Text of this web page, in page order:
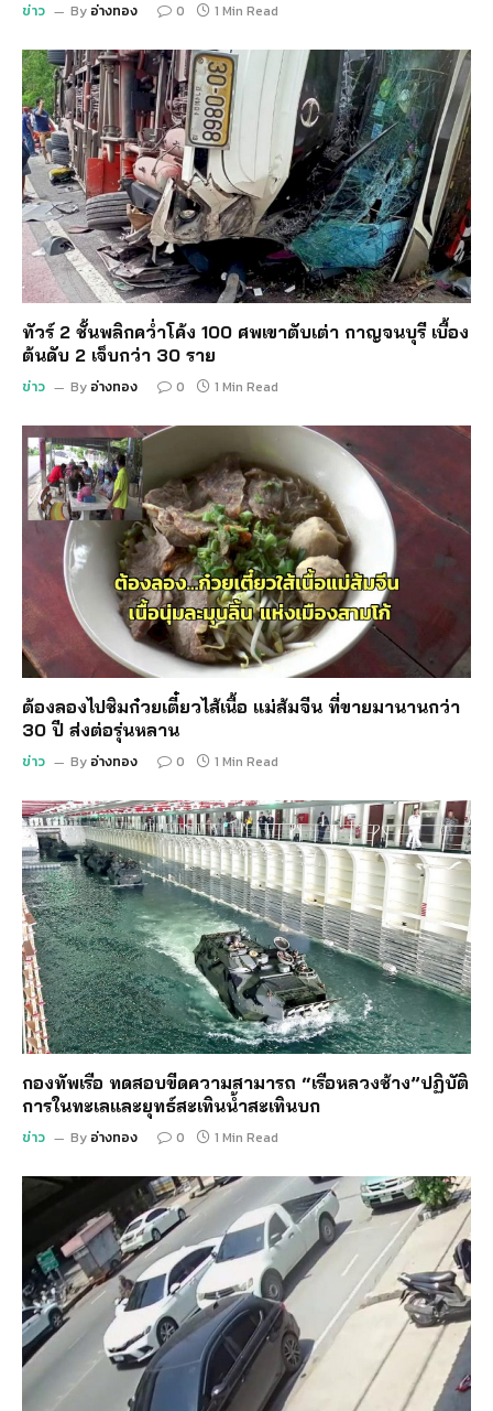
ข่าว By อ่างทอง 0 1 Min Read
ทัวร์ 2 ชั้นพลิกคว่ำโค้ง 100 ศพเขาตับเต่า กาญจนบุรี เบื้อง
ต้นดับ 2 เจ็บกว่า 30 ราย
ข่าว By อ่างทอง 0 1 Min Read
ต้องลองไปชิมก๋วยเตี๋ยวไส้เนื้อ แม่ส้มจีน ที่ขายมานานกว่า
30 ปี ส่งต่อรุ่นหลาน
ข่าว By อ่างทอง 0 1 Min Read
กองทัพเรือ ทดสอบขีดความสามารถ “เรือหลวงช้าง”ปฏิบัติ
การในทะเลและยุทธ์สะเทินน้ำสะเทินบก
ข่าว By อ่างทอง 0 1 Min Read